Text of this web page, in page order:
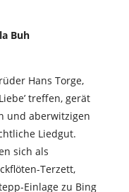
Buh
Hans Torge,
treffen, gerät
und aberwitzigen
Liedgut.
sich als
Terzett,
Einlage zu Bing